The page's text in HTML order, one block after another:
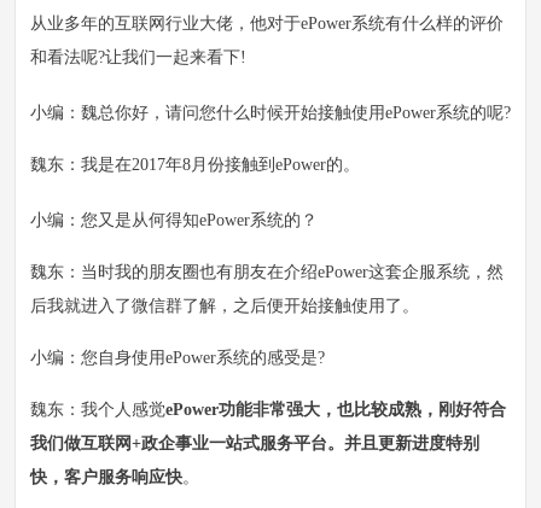
从业多年的互联网行业大佬，他对于ePower系统有什么样的评价
和看法呢?让我们一起来看下!
小编：魏总你好，请问您什么时候开始接触使用ePower系统的呢?
魏东：我是在2017年8月份接触到ePower的。
小编：您又是从何得知ePower系统的？
魏东：当时我的朋友圈也有朋友在介绍ePower这套企服系统，然
后我就进入了微信群了解，之后便开始接触使用了。
小编：您自身使用ePower系统的感受是?
魏东：我个人感觉ePower功能非常强大，也比较成熟，刚好符合
我们做互联网+政企事业一站式服务平台。并且更新进度特别
快，客户服务响应快。